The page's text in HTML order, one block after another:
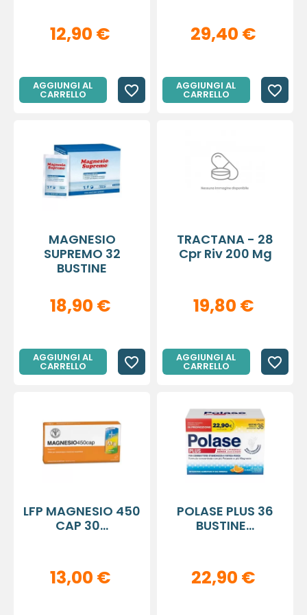
12,90 €
AGGIUNGI AL
CARRELLO favorite_border
29,40 €
AGGIUNGI AL
CARRELLO favorite_border
MAGNESIO
SUPREMO 32
BUSTINE
18,90 €
AGGIUNGI AL
CARRELLO favorite_border
TRACTANA - 28
Cpr Riv 200 Mg
19,80 €
AGGIUNGI AL
CARRELLO favorite_border
LFP MAGNESIO 450
CAP 30...
13,00 €
POLASE PLUS 36
BUSTINE...
22,90 €